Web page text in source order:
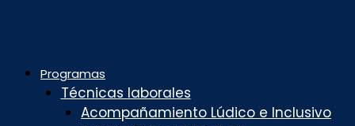
Programas
Técnicas laborales
Acompañamiento Lúdico e Inclusivo